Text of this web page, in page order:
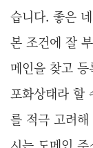
습니다. 좋은
본 조건에 잘
메인을 찾고
포화상태라
를 적극 고려
시는 도메인